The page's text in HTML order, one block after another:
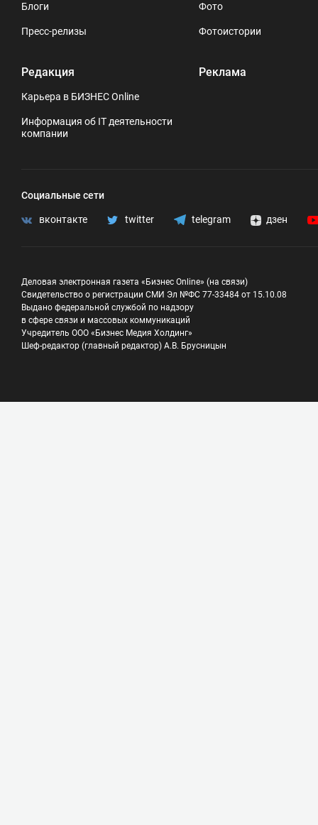
Блоги
Пресс-релизы
Редакция
Карьера в БИЗНЕС Online
Информация об IT деятельности
компании
Фото
Фотоистории
Реклама
Социальные сети
вконтакте twitter telegram дзен
Деловая электронная газета «Бизнес Online» (на связи)
Свидетельство о регистрации СМИ Эл №ФС 77-33484 от 15.10.08
Выдано федеральной службой по надзору
в сфере связи и массовых коммуникаций
Учредитель ООО «Бизнес Медия Холдинг»
Шеф-редактор (главный редактор) А.В. Брусницын